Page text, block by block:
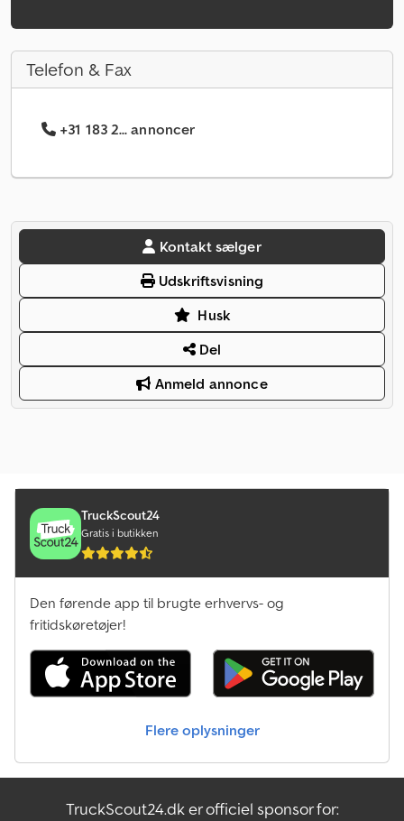
Telefon & Fax
+31 183 2... annoncer
Kontakt sælger
Udskriftsvisning
Husk
Del
Anmeld annonce
TruckScout24
Gratis i butikken
Den førende app til brugte erhvervs- og
fritidskøretøjer!
Flere oplysninger
TruckScout24.dk er officiel sponsor for: